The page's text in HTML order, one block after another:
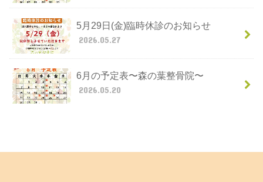
5月29日(金)臨時休診のお知らせ
2026.05.27
6月の予定表〜森の葉整骨院〜
2026.05.20